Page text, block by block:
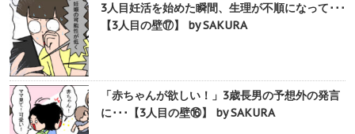
3人目妊活を始めた瞬間、生理が不順になって･･･
【3人目の壁⑰】 by SAKURA
「赤ちゃんが欲しい！」3歳長男の予想外の発言
に･･･【3人目の壁⑯】 by SAKURA